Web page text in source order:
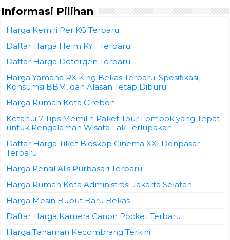
Informasi Pilihan
Harga Kemiri Per KG Terbaru
Daftar Harga Helm KYT Terbaru
Daftar Harga Detergen Terbaru
Harga Yamaha RX King Bekas Terbaru: Spesifikasi,
Konsumsi BBM, dan Alasan Tetap Diburu
Harga Rumah Kota Cirebon
Ketahui 7 Tips Memilih Paket Tour Lombok yang Tepat
untuk Pengalaman Wisata Tak Terlupakan
Daftar Harga Tiket Bioskop Cinema XXI Denpasar
Terbaru
Harga Pensil Alis Purbasari Terbaru
Harga Rumah Kota Administrasi Jakarta Selatan
Harga Mesin Bubut Baru Bekas
Daftar Harga Kamera Canon Pocket Terbaru
Harga Tanaman Kecombrang Terkini